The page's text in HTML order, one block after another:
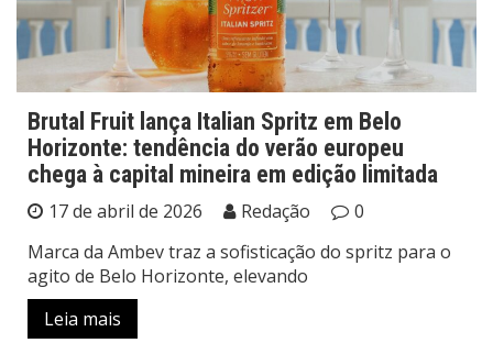
Brutal Fruit lança Italian Spritz em Belo
Horizonte: tendência do verão europeu
chega à capital mineira em edição limitada
17 de abril de 2026 Redação
0
Marca da Ambev traz a sofisticação do spritz para o
agito de Belo Horizonte, elevando
Leia mais